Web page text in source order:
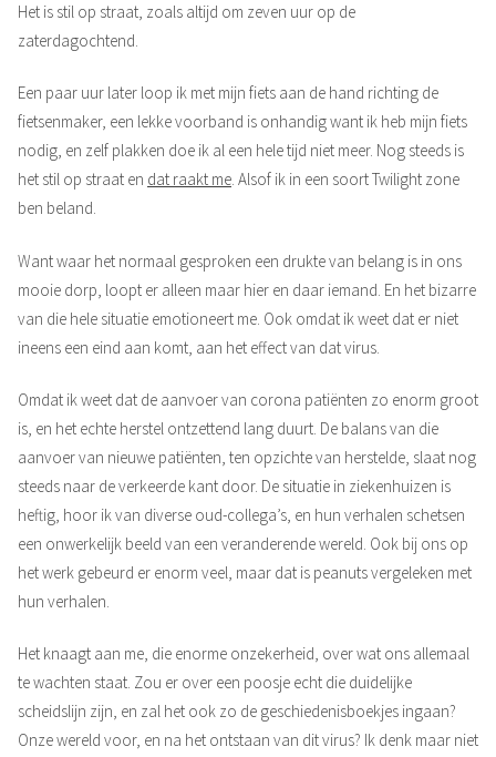
Het is stil op straat, zoals altijd om zeven uur op de
zaterdagochtend.
Een paar uur later loop ik met mijn fiets aan de hand richting de
fietsenmaker, een lekke voorband is onhandig want ik heb mijn fiets
nodig, en zelf plakken doe ik al een hele tijd niet meer. Nog steeds is
het stil op straat en dat raakt me. Alsof ik in een soort Twilight zone
ben beland.
Want waar het normaal gesproken een drukte van belang is in ons
mooie dorp, loopt er alleen maar hier en daar iemand. En het bizarre
van die hele situatie emotioneert me. Ook omdat ik weet dat er niet
ineens een eind aan komt, aan het effect van dat virus.
Omdat ik weet dat de aanvoer van corona patiënten zo enorm groot
is, en het echte herstel ontzettend lang duurt. De balans van die
aanvoer van nieuwe patiënten, ten opzichte van herstelde, slaat nog
steeds naar de verkeerde kant door. De situatie in ziekenhuizen is
heftig, hoor ik van diverse oud-collega’s, en hun verhalen schetsen
een onwerkelijk beeld van een veranderende wereld. Ook bij ons op
het werk gebeurd er enorm veel, maar dat is peanuts vergeleken met
hun verhalen.
Het knaagt aan me, die enorme onzekerheid, over wat ons allemaal
te wachten staat. Zou er over een poosje echt die duidelijke
scheidslijn zijn, en zal het ook zo de geschiedenisboekjes ingaan?
Onze wereld voor, en na het ontstaan van dit virus? Ik denk maar niet